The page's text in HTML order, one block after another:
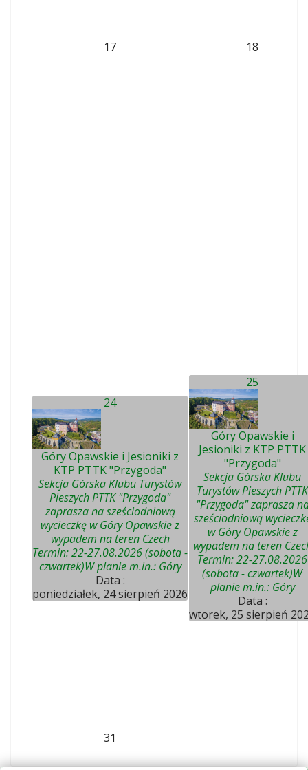
17 18
24
Góry Opawskie i Jesioniki z
KTP PTTK "Przygoda"
Sekcja Górska Klubu Turystów
Pieszych PTTK "Przygoda"
zaprasza na sześciodniową
wycieczkę w Góry Opawskie z
wypadem na teren Czech
Termin: 22-27.08.2026 (sobota -
czwartek)W planie m.in.: Góry
Data :
poniedziałek, 24 sierpień 2026
25
Góry Opawskie i
Jesioniki z KTP PTTK
"Przygoda"
Sekcja Górska Klubu
Turystów Pieszych PTTK
"Przygoda" zaprasza
sześciodniową
w Góry Opawskie z
wypadem na teren
Termin: 22-27.08.2026
(sobota - czwartek)W
planie m.in.: Góry
Data :
wtorek, 25 sierpień
31